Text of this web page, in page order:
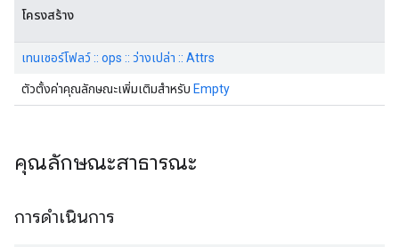
โครงสร้าง
เทนเซอร์โฟลว์ :: ops :: ว่างเปล่า :: Attrs
ตัวตั้งค่าคุณลักษณะเพิ่มเติมสำหรับ Empty
คุณลักษณะสาธารณะ
การดำเนินการ